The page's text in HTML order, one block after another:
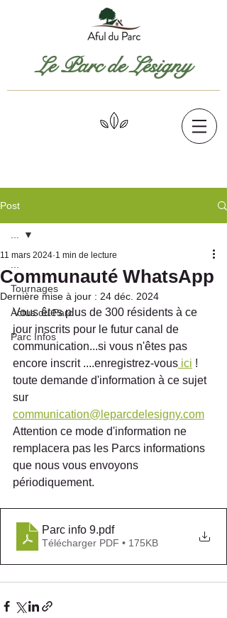
Le Parc de Lésigny
Post
Tournages
Actus du Parc
Parc Infos
Communauté WhatsApp
11 mars 2024 1 min de lecture
Dernière mise à jour : 24 déc. 2024
Vous êtes plus de 300 résidents à ce
jour inscrits pour le futur canal de
communication...si vous n'êtes pas
encore inscrit ....enregistrez-vous ici !
toute demande d'information à ce sujet
sur
communication@leparcdelesigny.com
Attention ce mode d'information ne
remplacera pas les Parcs informations
que nous vous envoyons
périodiquement.
Parc info 9.pdf
Télécharger PDF • 175KB